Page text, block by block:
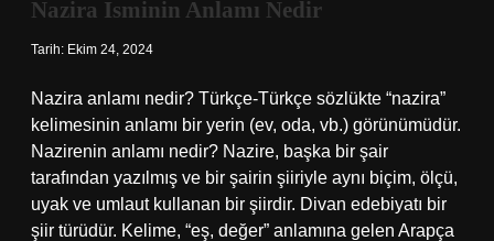
Nazira Isminin Anlamı Nedir
Tarih: Ekim 24, 2024
Nazira anlamı nedir? Türkçe-Türkçe sözlükte “nazira”
kelimesinin anlamı bir yerin (ev, oda, vb.) görünümüdür.
Nazirenin anlamı nedir? Nazire, başka bir şair
tarafından yazılmış ve bir şairin şiiriyle aynı biçim, ölçü,
uyak ve umlaut kullanan bir şiirdir. Divan edebiyatı bir
şiir türüdür. Kelime, “eş, değer” anlamına gelen Arapça